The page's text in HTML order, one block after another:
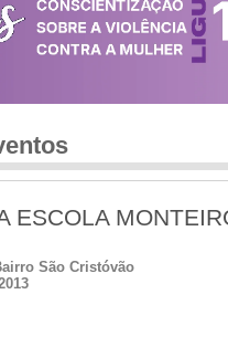
ESCOLA
São Cristóvão